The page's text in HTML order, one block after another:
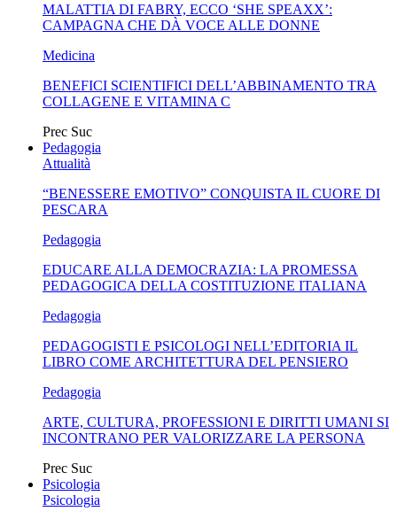
MALATTIA DI FABRY, ECCO ‘SHE SPEAXX’:
CAMPAGNA CHE DÀ VOCE ALLE DONNE
Medicina
BENEFICI SCIENTIFICI DELL’ABBINAMENTO TRA
COLLAGENE E VITAMINA C
Prec Suc
Pedagogia
Attualità
“BENESSERE EMOTIVO” CONQUISTA IL CUORE DI
PESCARA
Pedagogia
EDUCARE ALLA DEMOCRAZIA: LA PROMESSA
PEDAGOGICA DELLA COSTITUZIONE ITALIANA
Pedagogia
PEDAGOGISTI E PSICOLOGI NELL’EDITORIA IL
LIBRO COME ARCHITETTURA DEL PENSIERO
Pedagogia
ARTE, CULTURA, PROFESSIONI E DIRITTI UMANI SI
INCONTRANO PER VALORIZZARE LA PERSONA
Prec Suc
Psicologia
Psicologia